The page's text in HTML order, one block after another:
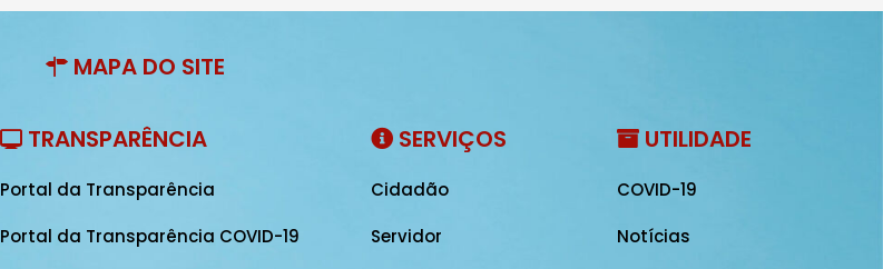
MAPA DO SITE
TRANSPARÊNCIA
Portal da Transparência
Portal da Transparência COVID-19
SERVIÇOS
Cidadão
Servidor
UTILIDADE
COVID-19
Notícias